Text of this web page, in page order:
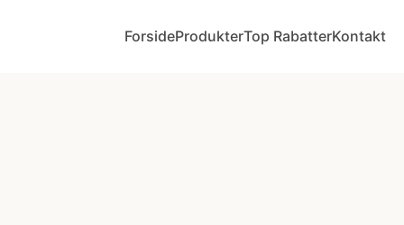
ForsideProdukterTop RabatterKontakt